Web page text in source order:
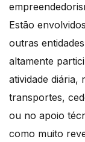
Estão
outras
altamente
atividade diária,
transportes,
ou no apoio
como muito